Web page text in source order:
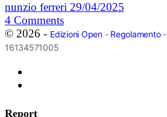
nunzio ferreri 29/04/2025
4 Comments
© 2026 - Edizioni Open- Regolamento-
16134571005
Report